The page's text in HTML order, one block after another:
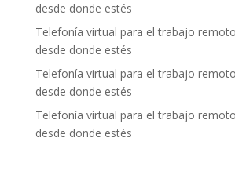
desde donde estés
Telefonía virtual para el trabajo
desde donde estés
Telefonía virtual para el trabajo
desde donde estés
Telefonía virtual para el trabajo
desde donde estés